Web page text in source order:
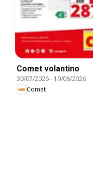
Comet volantino
30/07/2026- 19/08/2026
Comet